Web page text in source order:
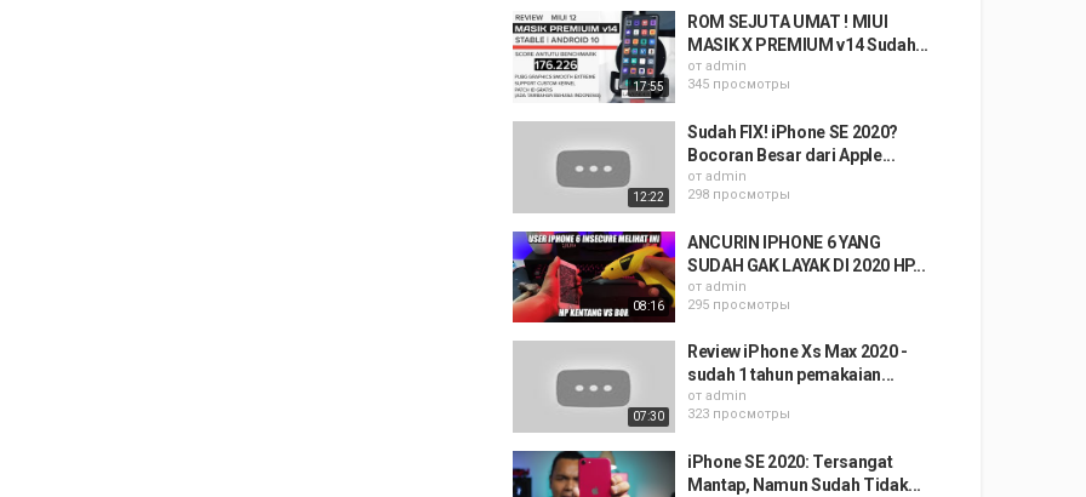
17:55
ROM SEJUTA UMAT ! MIUI
MASIK X PREMIUM v14 Sudah...
от admin
345 просмотры
12:22
Sudah FIX! iPhone SE 2020?
Bocoran Besar dari Apple...
от admin
298 просмотры
08:16
ANCURIN IPHONE 6 YANG
SUDAH GAK LAYAK DI 2020 HP...
от admin
295 просмотры
07:30
Review iPhone Xs Max 2020 -
sudah 1 tahun pemakaian...
от admin
323 просмотры
iPhone SE 2020: Tersangat
Mantap, Namun Sudah Tidak...